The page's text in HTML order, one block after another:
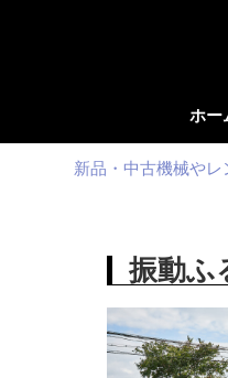
ホー
新品・中古機械や
振動ふ